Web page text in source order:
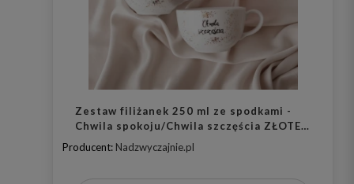
Zestaw filiżanek 250 ml ze spodkami -
Chwila spokoju/Chwila szczęścia ZŁOTE
NAKROPIENIA
Producent: Nadzwyczajnie.pl